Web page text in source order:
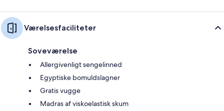
Værelsesfaciliteter
Soveværelse
Allergivenligt sengelinned
Egyptiske bomuldslagner
Gratis vugge
Madras af viskoelastisk skum